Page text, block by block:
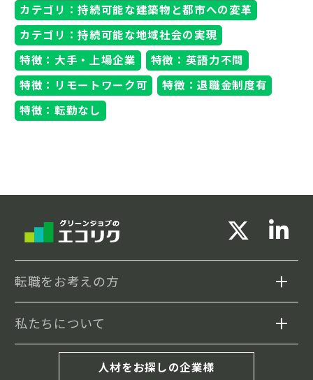
カテゴリ：持続可能な建築物と都市への変革
カテゴリ：持続可能な地域社会の実現
特徴：大手・上場企業
特徴：英語力不問
特徴：リモートワーク可
特徴：退職金制度有
特徴：転勤なし
転職をお考えの方
求人検索
私たちについて
エコリクについて人材をお探しの企業様